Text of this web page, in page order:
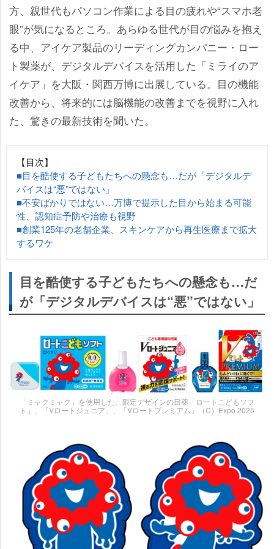
方、親世代もパソコン作業による目の疲れや“スマホ老
眼”が気になるところ。あらゆる世代が目の悩みを抱え
る中、アイケア製品のリーディングカンパニー・ロー
ト製薬が、デジタルデバイスを活用した「ミライのア
イケア」を大阪・関西万博に出展している。目の機能
改善から、将来的には脳機能の改善までを視野に入れ
た、驚きの最新技術を聞いた。
【目次】
■目を酷使する子どもたちへの懸念も…だが「デジタルデ
バイスは“悪”ではない」
■不安ばかりではない…万博で提示した目から始まる可能
性、認知症予防や治療も視野
■創業125年の老舗企業、スキンケアから再生医療まで拡大
するワケ
目を酷使する子どもたちへの懸念も…だ
が「デジタルデバイスは“悪”ではない」
「ミャクミャク」を使用した、限定デザインの目薬「ロートこどもソフ
ト」、「Vロートジュニア」、「Vロートプレミアム」（C）Expo 2025